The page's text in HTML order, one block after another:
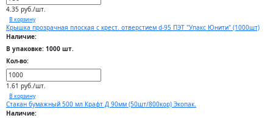
4.35 руб./шт.
В корзину
Крышка прозрачная плоская с крест. отверстием d-95 ПЭТ "Упакс Юнити" (1000шт)
Наличие:
В упаковке: 1000 шт.
Кол-во:
1.61 руб./шт.
В корзину
Стакан бумажный 500 мл Крафт Д 90мм (50шт/800кор) Экопак.
Наличие: